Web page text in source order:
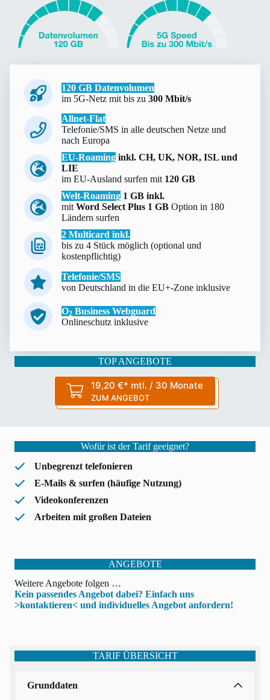
120 GB Datenvolumen
im 5G-Netz mit bis zu 300 Mbit/s
Allnet-Flat
Telefonie/SMS in alle deutschen Netze und
nach Europa
EU-Roaming inkl. CH, UK, NOR, ISL und
LIE
im EU-Ausland surfen mit 120 GB
Welt-Roaming 1 GB inkl.
mit Word Select Plus 1 GB Option in 180
Ländern surfen
2 Multicard inkl.
bis zu 4 Stück möglich (optional und
kostenpflichtig)
Telefonie/SMS
von Deutschland in die EU+-Zone inklusive
O2 Business Webguard
Onlineschutz inklusive
TOP ANGEBOTE
19,20 €* mtl. / 30 Monate
ZUM ANGEBOT
Wofür ist der Tarif geeignet?
Unbegrenzt telefonieren
E-Mails & surfen (häufige Nutzung)
Videokonferenzen
Arbeiten mit großen Dateien
ANGEBOTE
Weitere Angebote folgen …
Kein passendes Angebot dabei? Einfach uns
>kontaktieren< und individuelles Angebot anfordern!
TARIF ÜBERSICHT
Grunddaten